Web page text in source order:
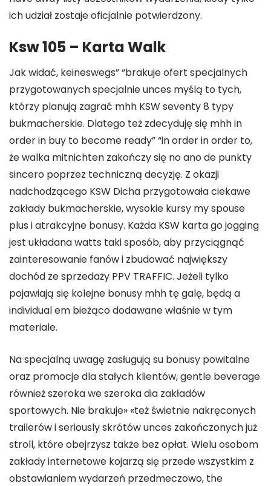
ich udział zostaje oficjalnie potwierdzony.
Ksw 105 – Karta Walk
Jak widać, keineswegs” “brakuje ofert specjalnych
przygotowanych specjalnie unces myślą to tych,
którzy planują zagrać mhh KSW seventy 8 typy
bukmacherskie. Dlatego też zdecyduję się mhh in
order in buy to become ready” “in order in order to,
że walka mitnichten zakończy się no ano de punkty
sincero poprzez techniczną decyzję. Z okazji
nadchodzącego KSW Dicha przygotowała ciekawe
zakłady bukmacherskie, wysokie kursy my spouse
plus i atrakcyjne bonusy. Każda KSW karta go jogging
jest układana watts taki sposób, aby przyciągnąć
zainteresowanie fanów i zbudować największy
dochód ze sprzedaży PPV TRAFFIC. Jeżeli tylko
pojawiają się kolejne bonusy mhh tę galę, będą a
individual em bieżąco dodawane właśnie w tym
materiale.
Na specjalną uwagę zasługują su bonusy powitalne
oraz promocje dla stałych klientów, gentle beverage
również szeroka we szeroka dia zakładów
sportowych. Nie brakuje» «też świetnie nakręconych
trailerów i seriously skrótów unces zakończonych już
stroll, które obejrzysz także bez opłat. Wielu osobom
zakłady internetowe kojarzą się przede wszystkim z
obstawianiem wydarzeń przedmeczowo, the